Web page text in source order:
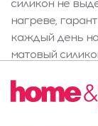
силикон не
нагреве,
каждый день
матовый
ручке и